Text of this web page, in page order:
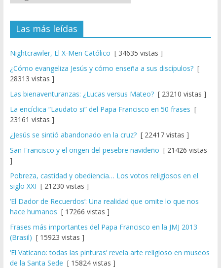
Las más leídas
Nightcrawler, El X-Men Católico [ 34635 vistas ]
¿Cómo evangeliza Jesús y cómo enseña a sus discípulos?[
28313 vistas ]
Las bienaventuranzas: ¿Lucas versus Mateo?[ 23210 vistas ]
La encíclica “Laudato si” del Papa Francisco en 50 frases [
23161 vistas ]
¿Jesús se sintió abandonado en la cruz?[ 22417 vistas ]
San Francisco y el origen del pesebre navideño [ 21426 vistas
]
Pobreza, castidad y obediencia… Los votos religiosos en el
siglo XXI [ 21230 vistas ]
‘El Dador de Recuerdos’: Una realidad que omite lo que nos
hace humanos [ 17266 vistas ]
Frases más importantes del Papa Francisco en la JMJ 2013
(Brasil) [ 15923 vistas ]
‘El Vaticano: todas las pinturas’ revela arte religioso en museos
de la Santa Sede [ 15824 vistas ]